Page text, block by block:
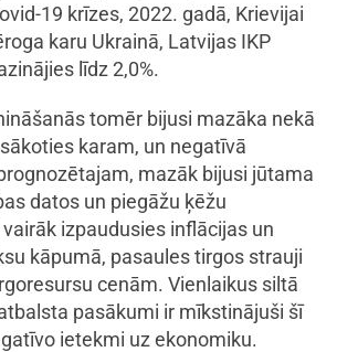
19 krīzes, 2022. gadā, Krievijai
karu Ukrainā, Latvijas IKP
līdz 2,0%.
tomēr bijusi mazāka nekā
karam, un negatīvā
mazāk bijusi jūtama
datos un piegāžu ķēžu
izpaudusies inflācijas un
kāpumā, pasaules tirgos strauji
cenām. Vienlaikus siltā
pasākumi ir mīkstinājuši šī
ietekmi uz ekonomiku.